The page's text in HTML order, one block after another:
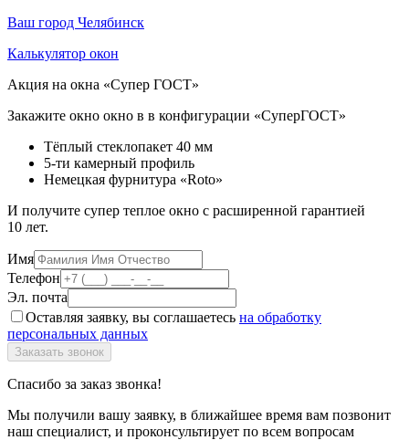
Ваш город Челябинск
Калькулятор окон
Акция на окна «Супер ГОСТ»
Закажите окно окно в в конфигурации «СуперГОСТ»
Тёплый стеклопакет 40 мм
5-ти камерный профиль
Немецкая фурнитура «Roto»
И получите супер теплое окно с расширенной гарантией
10 лет.
Имя
Телефон
Эл. почта
Оставляя заявку, вы соглашаетесь на обработку
персональных данных
Спасибо за заказ звонка!
Мы получили вашу заявку, в ближайшее время вам позвонит
наш специалист, и проконсультирует по всем вопросам